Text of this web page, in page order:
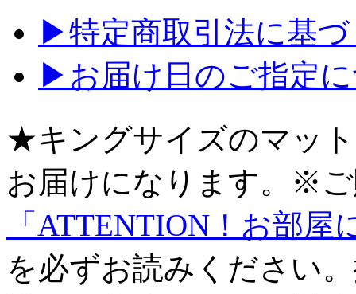
▶特定商取引法に基
▶お届け日のご指定
★キングサイズのマッ
お届けになります。※
「ATTENTION！お部
を必ずお読みください